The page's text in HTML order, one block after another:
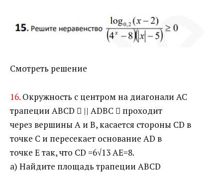
Смотреть решение
16. Окружность с центром на диагонали АС
трапеции ABCD  || ADBC  проходит
через вершины А и В, касается стороны CD в
точке С и пересекает основание AD в
точке Е так, что CD =6√13 AE=8.
а) Найдите площадь трапеции ABCD